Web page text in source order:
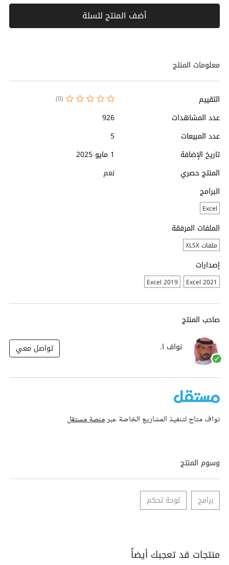
أضف المنتج للسلة
معلومات المنتج
التقييم (0)
عدد المشاهدات
926
عدد المبيعات
5
تاريخ الإضافة
1 مايو 2025
المنتج حصري
نعم
البرامج
Excel
الملفات المرفقة
ملفات XLSX
إصدارات
Excel 2021
Excel 2019
صاحب المنتج
نواف ا.
تواصل معي
نواف متاح لتنفيذ المشاريع الخاصة عبرمنصة مستقل
وسوم المنتج
برامج لوحة تحكم
منتجات قد تعجبك أيضاً